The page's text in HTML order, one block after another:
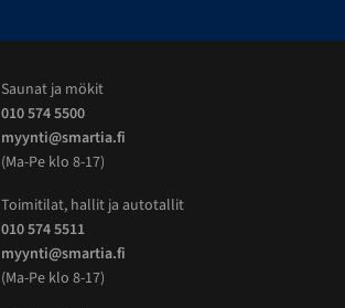
Saunat ja mökit
010 574 5500
myynti@smartia.fi
(Ma-Pe klo 8-17)
Toimitilat, hallit ja autotallit
010 574 5511
myynti@smartia.fi
(Ma-Pe klo 8-17)